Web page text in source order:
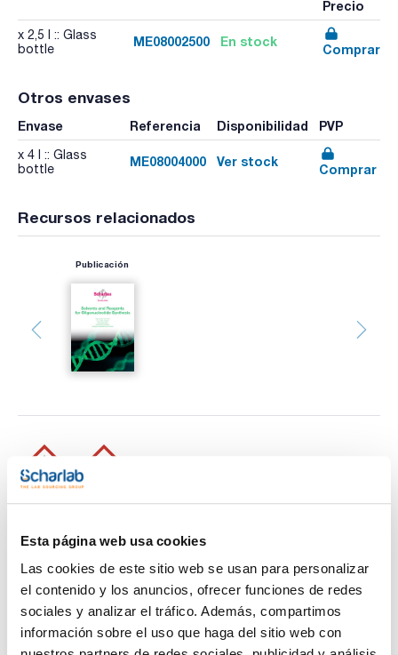
Esta página web usa cookies
Las cookies de este sitio web se usan para personalizar
el contenido y los anuncios, ofrecer funciones de redes
sociales y analizar el tráfico. Además, compartimos
información sobre el uso que haga del sitio web con
Precio
x 2,5 l :: Glass
bottle
ME08002500 En stock
Comprar
Otros envases
Envase Referencia Disponibilidad PVP
x 4 l :: Glass
bottle
ME08004000 Ver stock
Comprar
Recursos relacionados
Publicación
Imprimir ficha de
Características
Capacidad : x 2,5 l
- Densidad: 0,91 g/cm3
- Punto de ebullición: 65,5 ºC